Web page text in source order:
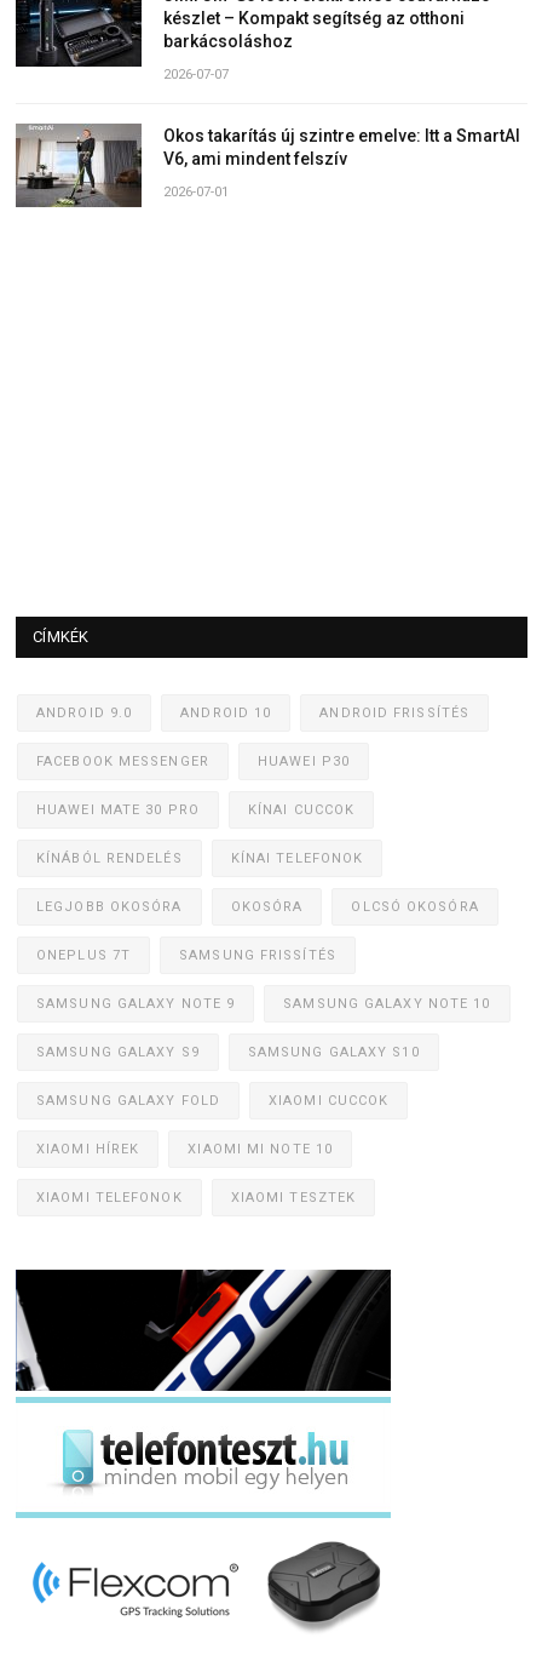
készlet – Kompakt segítség az otthoni
barkácsoláshoz
2026-07-07
Okos takarítás új szintre emelve: Itt a SmartAI
V6, ami mindent felszív
2026-07-01
CÍMKÉK
ANDROID 9.0 ANDROID 10 ANDROID FRISSÍTÉS
FACEBOOK MESSENGER HUAWEI P30
HUAWEI MATE 30 PRO KÍNAI CUCCOK
KÍNÁBÓL RENDELÉS KÍNAI TELEFONOK
LEGJOBB OKOSÓRA OKOSÓRA OLCSÓ OKOSÓRA
ONEPLUS 7T SAMSUNG FRISSÍTÉS
SAMSUNG GALAXY NOTE 9 SAMSUNG GALAXY NOTE 10
SAMSUNG GALAXY S9 SAMSUNG GALAXY S10
SAMSUNG GALAXY FOLD XIAOMI CUCCOK
XIAOMI HÍREK XIAOMI MI NOTE 10
XIAOMI TELEFONOK XIAOMI TESZTEK